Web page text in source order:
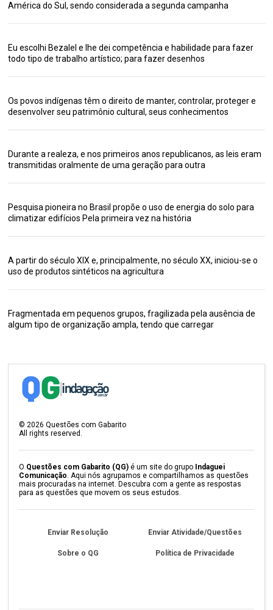
América do Sul, sendo considerada a segunda campanha
Eu escolhi Bezalel e lhe dei competência e habilidade para fazer
todo tipo de trabalho artístico; para fazer desenhos
Os povos indígenas têm o direito de manter, controlar, proteger e
desenvolver seu patrimônio cultural, seus conhecimentos
Durante a realeza, e nos primeiros anos republicanos, as leis eram
transmitidas oralmente de uma geração para outra
Pesquisa pioneira no Brasil propõe o uso de energia do solo para
climatizar edifícios Pela primeira vez na história
A partir do século XIX e, principalmente, no século XX, iniciou-se o
uso de produtos sintéticos na agricultura
Fragmentada em pequenos grupos, fragilizada pela ausência de
algum tipo de organização ampla, tendo que carregar
© 2026 Questões com Gabarito
All rights reserved.
O Questões com Gabarito (QG) é um site do grupo Indaguei
Comunicação . Aqui nós agrupamos e compartilhamos as questões
mais procuradas na internet. Descubra com a gente as respostas
para as questões que movem os seus estudos.
Enviar Resolução Enviar Atividade/Questões
Sobre o QG Política de Privacidade